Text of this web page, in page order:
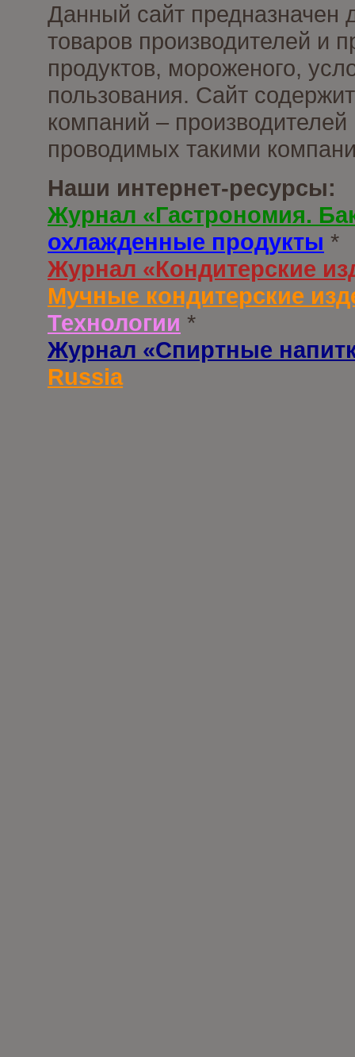
Данный сайт предназначен
товаров производителей и
продуктов, мороженого,
пользования. Сайт
компаний –
проводимых такими
Наши интернет-ресурсы:
Журнал «Гастрономия.
охлажденные продукты *
Журнал «Кондитерские
Мучные кондитерские
Технологии *
Журнал «Спиртные
Russia